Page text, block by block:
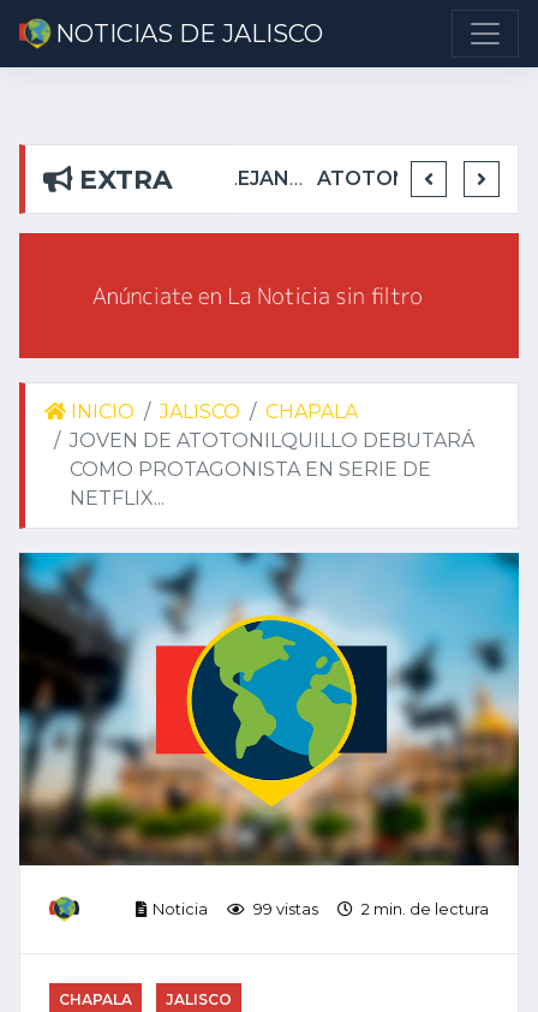
NOTICIAS DE JALISCO
EXTRA
DETIENEN EN TEUCHITLÁN A PRESUNTOS INTEGRANTES DE GRUPO DELICTIVO ATOTONILQUILLO INSEGURO Y AL VIRREY NO LE IMPORTA
INICIO JALISCO
CHAPALA
JOVEN DE ATOTONILQUILLO DEBUTARÁ
COMO PROTAGONISTA EN SERIE DE
NETFLIX...
Noticia 99 vistas 2 min. de lectura
CHAPALA JALISCO